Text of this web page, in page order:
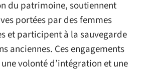
du patrimoine, soutiennent
portées par des femmes
et participent à la sauvegarde
anciennes. Ces engagements
volonté d’intégration et une